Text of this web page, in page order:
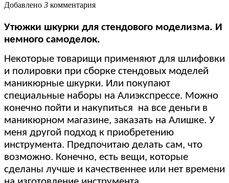
Добавлено 3 комментария
Утюжки шкурки для стендового моделизма. И
немного самоделок.
Некоторые товарищи применяют для шлифовки
и полировки при сборке стендовых моделей
маникюрные шкурки. Или покупают
специальные наборы на Алиэкспрессе. Можно
конечно пойти и накупиться на все деньги в
маникюрном магазине, заказать на Алишке. У
меня другой подход к приобретению
инструмента. Предпочитаю делать сам, что
возможно. Конечно, есть вещи, которые
сделаны лучше и качественнее или нет времени